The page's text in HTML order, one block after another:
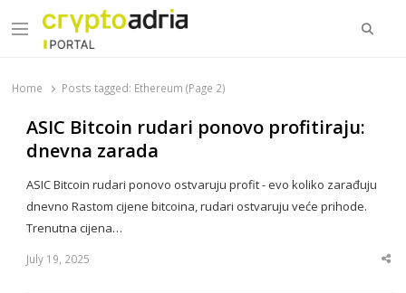
Menu
Home Posts tagged: Ethereum (Page 2)
ASIC Bitcoin rudari ponovo profitiraju:
dnevna zarada
ASIC Bitcoin rudari ponovo ostvaruju profit - evo koliko zarađuju
dnevno Rastom cijene bitcoina, rudari ostvaruju veće prihode.
Trenutna cijena…
July 19, 2025